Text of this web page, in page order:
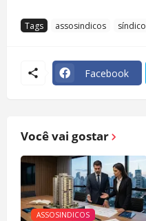
Tags assosindicos síndico
Facebook
Você vai gostar
ASSOSINDICOS